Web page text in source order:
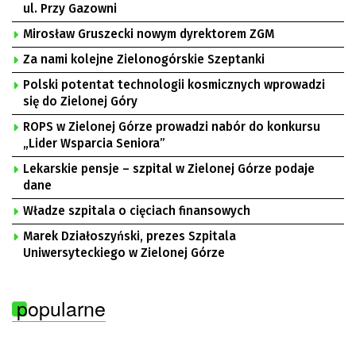
ul. Przy Gazowni
Mirosław Gruszecki nowym dyrektorem ZGM
Za nami kolejne Zielonogórskie Szeptanki
Polski potentat technologii kosmicznych wprowadzi
się do Zielonej Góry
ROPS w Zielonej Górze prowadzi nabór do konkursu
„Lider Wsparcia Seniora”
Lekarskie pensje – szpital w Zielonej Górze podaje
dane
Władze szpitala o cięciach finansowych
Marek Działoszyński, prezes Szpitala
Uniwersyteckiego w Zielonej Górze
popularne